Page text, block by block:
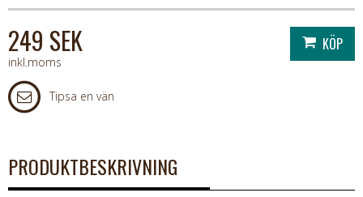
249 SEK
inkl.moms
Tipsa en vän
PRODUKTBESKRIVNING